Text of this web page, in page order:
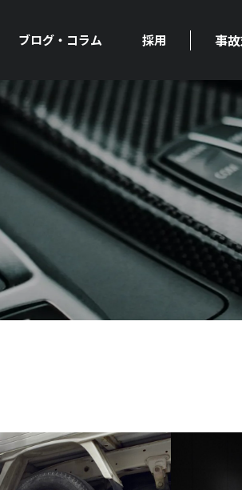
ブログ・コラム 採用 事